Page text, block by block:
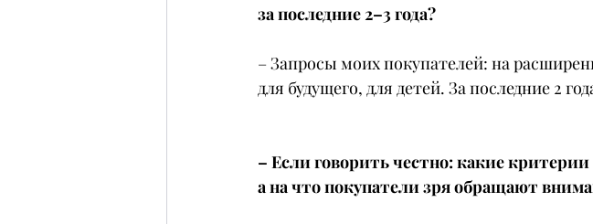
за последние 2–3 года?
– Запросы моих покупателей: на
для будущего, для детей. За последние 2
– Если говорить честно: какие
а на что покупатели зря обращают